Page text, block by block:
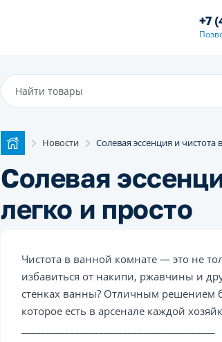
+7
Новости Солевая эссенция и чистота
Солевая
легко и просто
Чистота в ванной комнате — это не
избавиться от накипи, ржавчины и
стенках ванны? Отличным решением
которое есть в арсенале каждой